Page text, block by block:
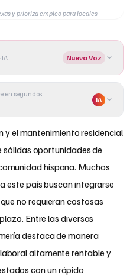
y prioriza empleo para locales
IA Nueva Voz
en segundos
IA
y el mantenimiento residencial
sólidas oportunidades de
hispana. Muchos
este país buscan integrarse
no requieran costosas
Entre las diversas
destaca de manera
altamente rentable y
con un rápido